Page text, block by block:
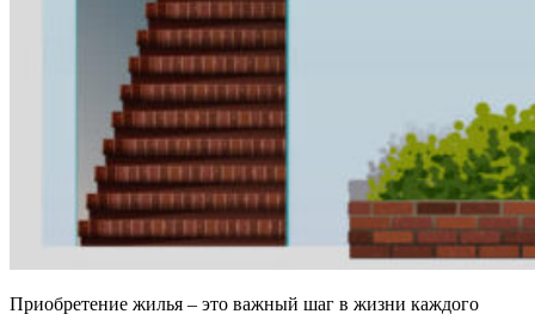
Приобретение жилья – это важный шаг в жизни каждого